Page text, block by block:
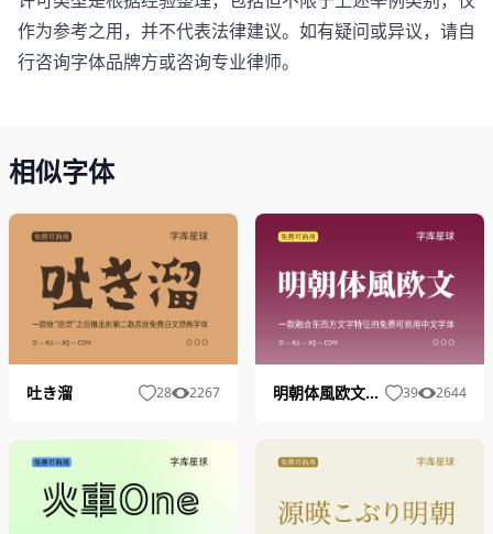
作为参考之用，并不代表法律建议。如有疑问或异议，请自
行咨询字体品牌方或咨询专业律师。
相似字体
吐き溜 28 2267 明朝体風欧文フォント
39 2644